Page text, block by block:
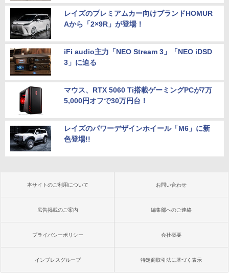
レイズのプレミアムカー向けブランドHOMUR
Aから「2×9R」が登場！
iFi audio主力「NEO Stream 3」「NEO iDSD
3」に迫る
マウス、RTX 5060 Ti搭載ゲーミングPCが7万
5,000円オフで30万円台！
レイズのパワーデザインホイール「M6」に新
色登場!!
本サイトのご利用について お問い合わせ
広告掲載のご案内 編集部へのご連絡
プライバシーポリシー 会社概要
インプレスグループ 特定商取引法に基づく表示